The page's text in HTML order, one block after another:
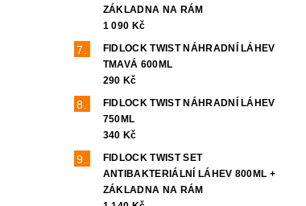
ZÁKLADNA NA RÁM
1 090 Kč
FIDLOCK TWIST NÁHRADNÍ LÁHEV
TMAVÁ 600ML
290 Kč
FIDLOCK TWIST NÁHRADNÍ LÁHEV
750ML
340 Kč
FIDLOCK TWIST SET
ANTIBAKTERIÁLNÍ LÁHEV 800ML +
ZÁKLADNA NA RÁM